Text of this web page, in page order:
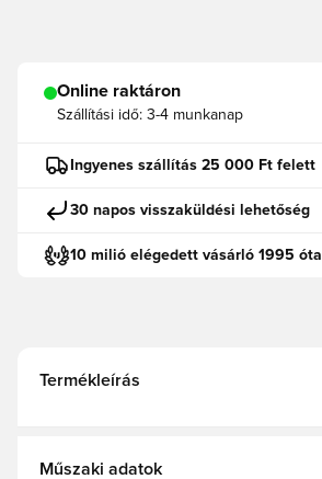
Online raktáron
Szállítási idő: 3-4 munkanap
Ingyenes szállítás 25 000 Ft felett
30 napos visszaküldési lehetőség
10 milió elégedett vásárló 1995 óta
Termékleírás
Műszaki adatok